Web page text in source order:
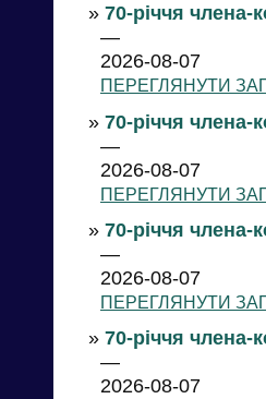
» 70-річчя
—
2026-08-07
ПЕРЕГЛЯНУТИ
» 70-річчя члена-
—
2026-08-07
ПЕРЕГЛЯНУТИ
» 70-річчя
—
2026-08-07
ПЕРЕГЛЯНУТИ
» 70-річчя
—
2026-08-07